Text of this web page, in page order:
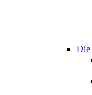
Die